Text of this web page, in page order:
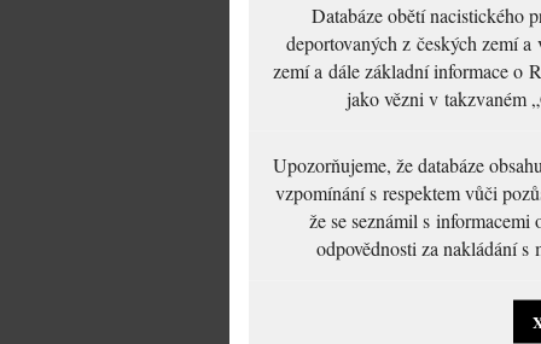
Databáze obětí nacistického
deportovaných z českých zemí
zemí a dále základní informace o
jako vězni v takzvaném
Upozorňujeme, že databáze
vzpomínání s respektem vůči
že se seznámil s
odpovědnosti za nakládání